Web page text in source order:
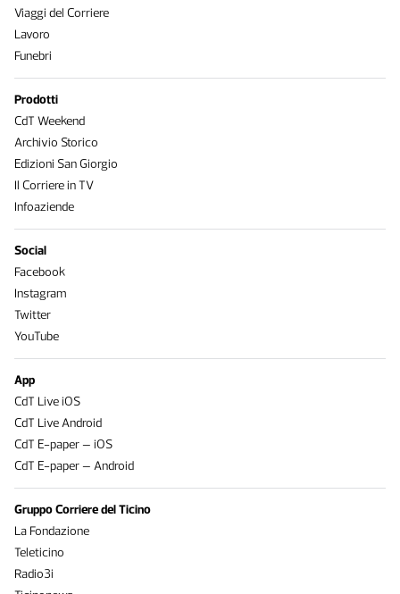
Viaggi del Corriere
Lavoro
Funebri
Prodotti
CdT Weekend
Archivio Storico
Edizioni San Giorgio
Il Corriere in TV
Infoaziende
Social
Facebook
Instagram
Twitter
YouTube
App
CdT Live iOS
CdT Live Android
CdT E-paper – iOS
CdT E-paper – Android
Gruppo Corriere del Ticino
La Fondazione
Teleticino
Radio3i